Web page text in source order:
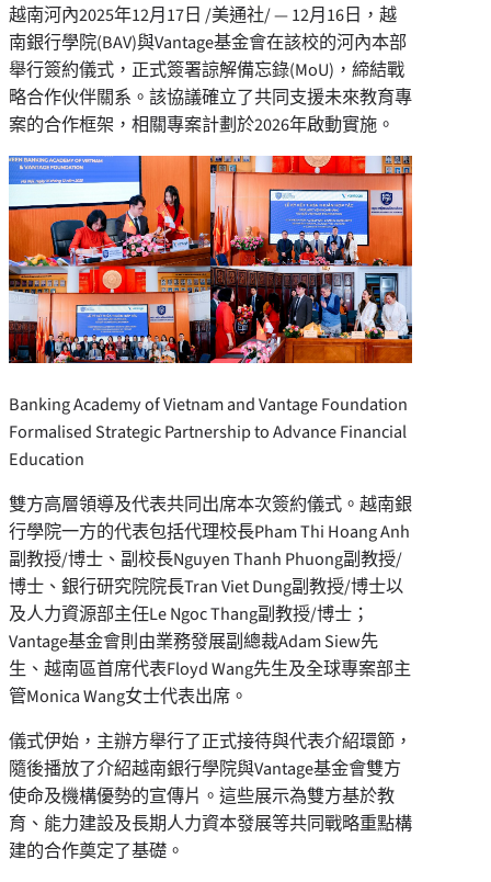
越南河內2025年12月17日 /美通社/ — 12月16日，越
南銀行學院(BAV)與Vantage基金會在該校的河內本部
舉行簽約儀式，正式簽署諒解備忘錄(MoU)，締結戰
略合作伙伴關系。該協議確立了共同支援未來教育專
案的合作框架，相關專案計劃於2026年啟動實施。
Banking Academy of Vietnam and Vantage Foundation
Formalised Strategic Partnership to Advance Financial
Education
雙方高層領導及代表共同出席本次簽約儀式。越南銀
行學院一方的代表包括代理校長Pham Thi Hoang Anh
副教授/博士、副校長Nguyen Thanh Phuong副教授/
博士、銀行研究院院長Tran Viet Dung副教授/博士以
及人力資源部主任Le Ngoc Thang副教授/博士；
Vantage基金會則由業務發展副總裁Adam Siew先
生、越南區首席代表Floyd Wang先生及全球專案部主
管Monica Wang女士代表出席。
儀式伊始，主辦方舉行了正式接待與代表介紹環節，
隨後播放了介紹越南銀行學院與Vantage基金會雙方
使命及機構優勢的宣傳片。這些展示為雙方基於教
育、能力建設及長期人力資本發展等共同戰略重點構
建的合作奠定了基礎。